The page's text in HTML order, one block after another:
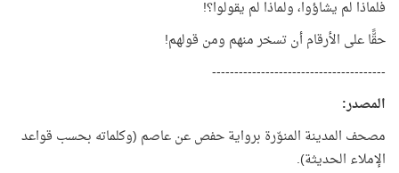
فلماذا لم يشاؤوا، ولماذا لم يقولوا؟!
حقًّا على الأرقام أن تسخر منهم ومن قولهم!
---------------------------------------
المصدر:
مصحف المدينة المنوّرة برواية حفص عن عاصم (وكلماته بحسب قواعد
الإملاء الحديثة).